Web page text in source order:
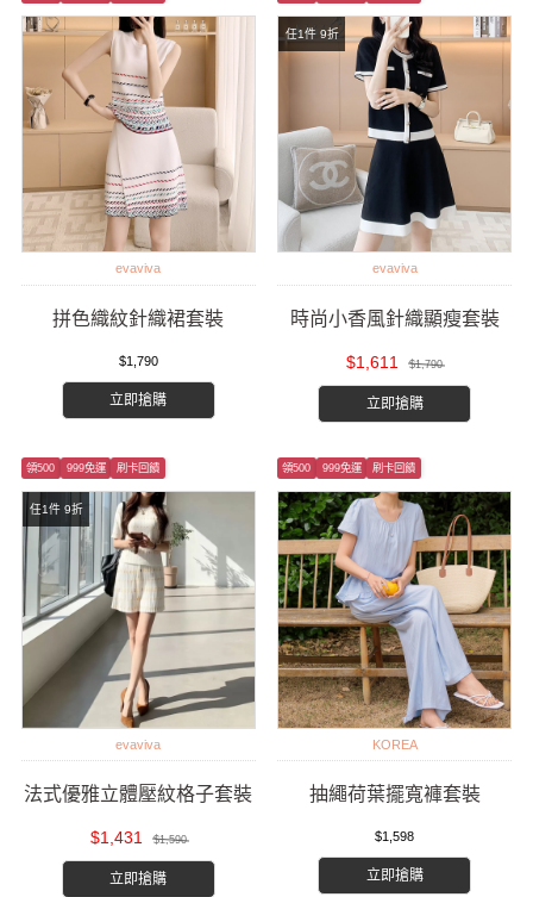
evaviva
拼色織紋針織裙套裝
$1,790
立即搶購
任1件 9折
evaviva
時尚小香風針織顯瘦套裝
$1,611 $1,790
立即搶購
任1件 9折
領500 999免運 刷卡回饋
evaviva
法式優雅立體壓紋格子套裝
$1,431 $1,590
立即搶購
領500 999免運 刷卡回饋
KOREA
抽繩荷葉擺寬褲套裝
$1,598
立即搶購